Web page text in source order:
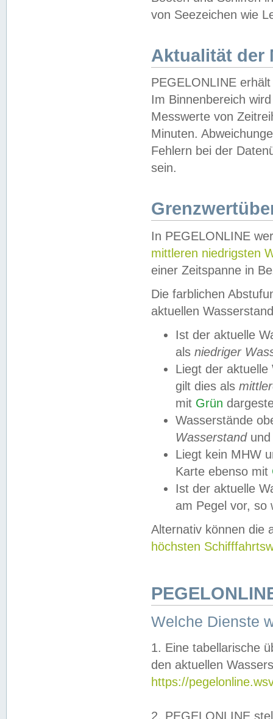
von Seezeichen wie
Aktualität der
PEGELONLINE
Im Binnenbereich
Messwerte von
Minuten.
Fehlern bei der
sein.
In PEGELONLINE
mittleren niedrigsten
einer Zeitspanne in
Die farblichen
aktuellen
Ist der aktuelle
als niedriger
Liegt der
gilt dies als
mit Grün
Wasserstände
Wasserstandund
Liegt kein MHW
Karte ebenso mit
Ist der aktuelle
am Pegel vor,
Alternativ können die
höchsten
Welche Dienste
1. Eine tabellarische
den aktuellen
https://
2. PEGELONLINE